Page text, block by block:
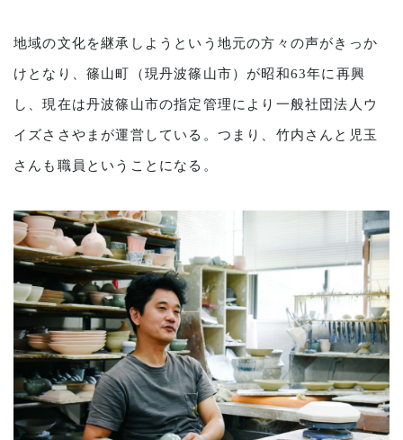
地域の文化を継承しようという地元の方々の声がきっか
けとなり、篠山町（現丹波篠山市）が昭和63年に再興
し、現在は丹波篠山市の指定管理により一般社団法人ウ
イズささやまが運営している。つまり、竹内さんと児玉
さんも職員ということになる。